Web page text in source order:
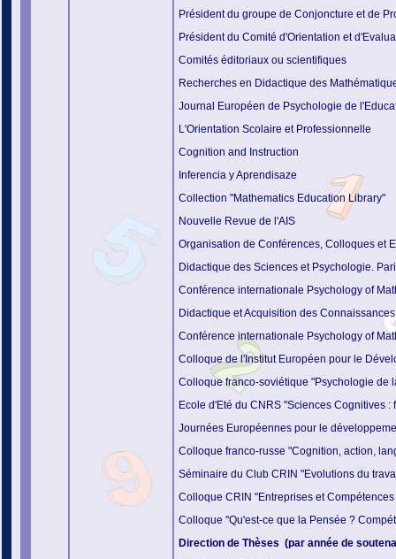
Président du groupe de Conjoncture et de
Président du Comité d'Orientation et
Comités éditoriaux ou scientifiques
Recherches en Didactique des
Journal Européen de Psychologie de
L'Orientation Scolaire et Professionnelle
Cognition and Instruction
Inferencia y Aprendisaze
Collection "Mathematics Education Library"
Nouvelle Revue de l'AIS
Organisation de Conférences, Colloques et
Didactique des Sciences et Psychologie.
Conférence internationale Psychology of
Didactique et Acquisition des
Conférence internationale Psychology of
Colloque de l'Institut Européen pour le
Colloque franco-soviétique "Psychologie de
Ecole d'Eté du CNRS "Sciences Cognitives
Journées Européennes pour le
Colloque franco-russe "Cognition, action,
Séminaire du Club CRIN "Evolutions du
Colloque CRIN "Entreprises et
Colloque "Qu'est-ce que la Pensée ?
Direction de Thèses (par année de